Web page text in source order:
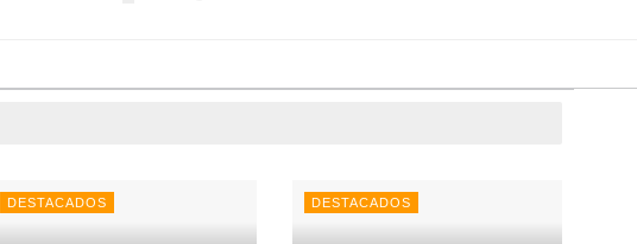
DESTACADOS DESTACADOS